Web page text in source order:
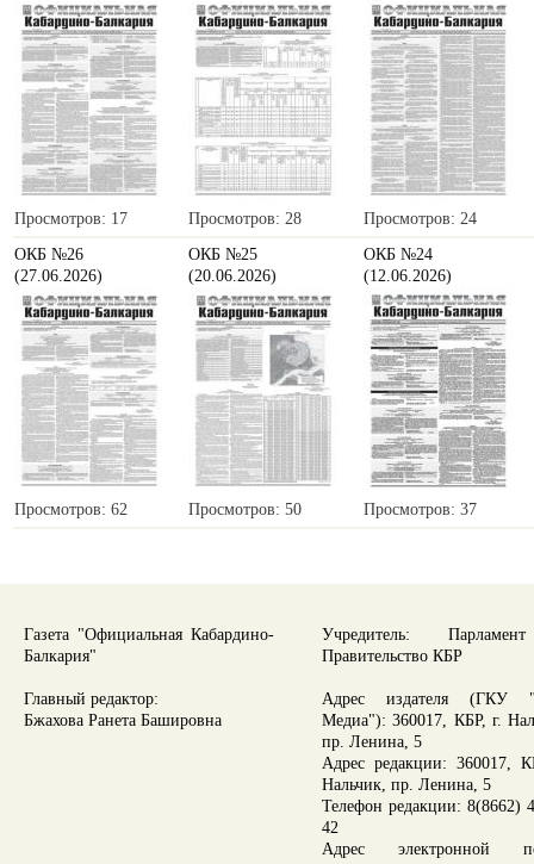
Просмотров: 17 Просмотров: 28
Просмотров: 24
ОКБ №26
(27.06.2026)
Просмотров: 62
ОКБ №25
(20.06.2026)
Просмотров: 50
ОКБ №24
(12.06.2026)
Просмотров: 37
Газета "Официальная Кабардино-
Балкария"
Главный редактор:
Бжахова Ранета Башировна
Учредитель:
Правительство КБР
Адрес издателя (ГКУ
Медиа"): 360017, КБР, г.
пр. Ленина, 5
Адрес редакции: 360017,
Нальчик, пр. Ленина, 5
Телефон редакции: 8(8662)
42
Адрес электронной